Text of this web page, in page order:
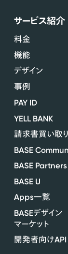
サービス紹介
料金
機能
デザイン
事例
PAY ID
YELL BANK
請求書買い取り
BASE
BASE Partners
BASE U
Apps一覧
BASEデザイン
マーケット
開発者向けAPI